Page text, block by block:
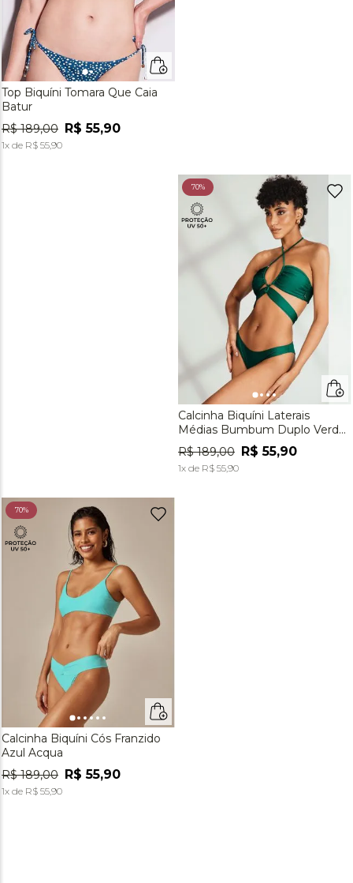
Top Biquíni Tomara Que Caia
Batur
R$ 189,00 R$ 55,90
1x de R$ 55,90
70%
Calcinha Biquíni Laterais
Médias Bumbum Duplo Verde
Malaquita
R$ 189,00 R$ 55,90
1x de R$ 55,90
70%
Calcinha Biquíni Cós Franzido
Azul Acqua
R$ 189,00 R$ 55,90
1x de R$ 55,90